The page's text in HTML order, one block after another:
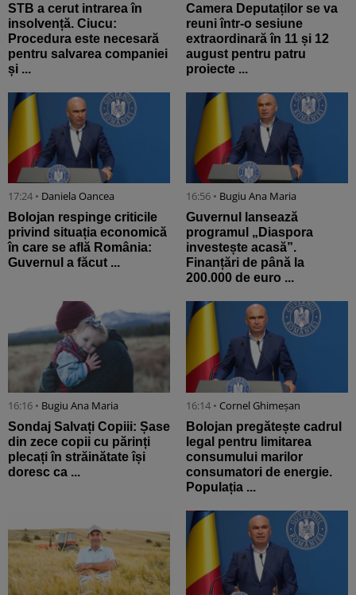
STB a cerut intrarea în
insolvență. Ciucu:
Procedura este necesară
pentru salvarea companiei
și ...
Camera Deputaților se va
reuni într-o sesiune
extraordinară în 11 și 12
august pentru patru
proiecte ...
17:24 • Daniela Oancea
Bolojan respinge criticile
privind situația economică
în care se află România:
Guvernul a făcut ...
16:56 • Bugiu ⁠Ana Maria
Guvernul lansează
programul „Diaspora
investește acasă”.
Finanțări de până la
200.000 de euro ...
16:16 • Bugiu ⁠Ana Maria
Sondaj Salvați Copiii: Șase
din zece copii cu părinți
plecați în străinătate își
doresc ca ...
16:14 • Cornel Ghimeșan
Bolojan pregătește cadrul
legal pentru limitarea
consumului marilor
consumatori de energie.
Populația ...